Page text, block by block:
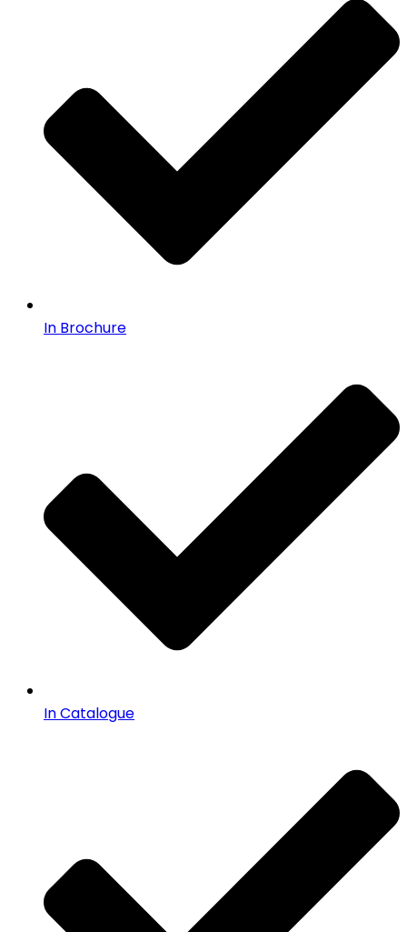
In Brochure
In Catalogue